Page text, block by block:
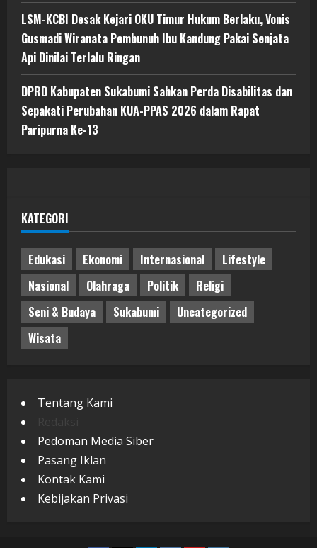
LSM-KCBI Desak Kejari OKU Timur Hukum Berlaku, Vonis
Gusmadi Wiranata Pembunuh Ibu Kandung Pakai Senjata
Api Dinilai Terlalu Ringan
DPRD Kabupaten Sukabumi Sahkan Perda Disabilitas dan
Sepakati Perubahan KUA-PPAS 2026 dalam Rapat
Paripurna Ke-13
KATEGORI
Edukasi Ekonomi Internasional
Lifestyle
Nasional
Olahraga Politik
Religi
Seni & Budaya
Sukabumi
Uncategorized
Wisata
Tentang Kami
Pedoman Media Siber
Pasang Iklan
Kontak Kami
Kebijakan Privasi